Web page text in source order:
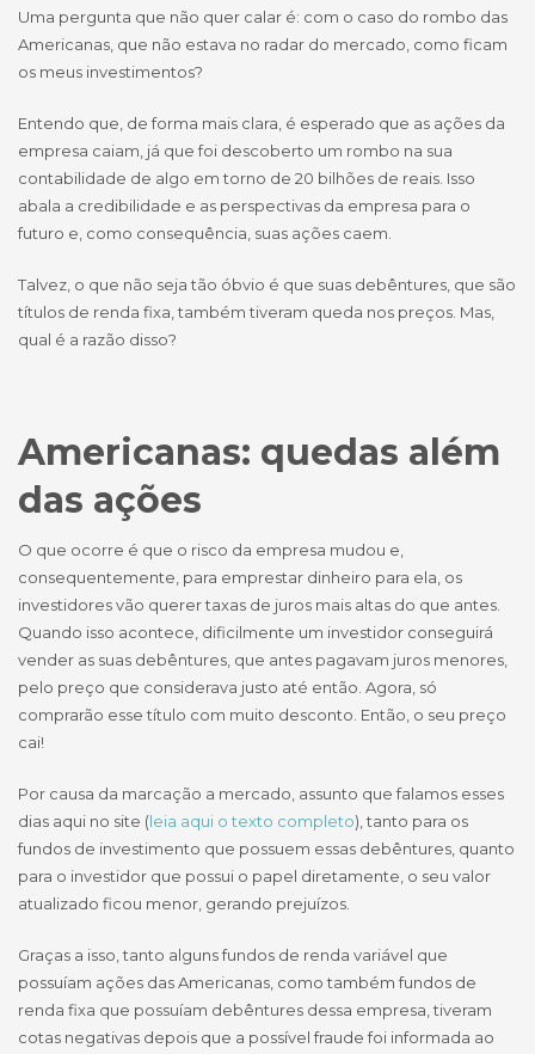
Uma pergunta que não quer calar é: com o caso do rombo das
Americanas, que não estava no radar do mercado, como ficam
os meus investimentos?
Entendo que, de forma mais clara, é esperado que as ações da
empresa caiam, já que foi descoberto um rombo na sua
contabilidade de algo em torno de 20 bilhões de reais. Isso
abala a credibilidade e as perspectivas da empresa para o
futuro e, como consequência, suas ações caem.
Talvez, o que não seja tão óbvio é que suas debêntures, que são
títulos de renda fixa, também tiveram queda nos preços. Mas,
qual é a razão disso?
Americanas: quedas além
das ações
O que ocorre é que o risco da empresa mudou e,
consequentemente, para emprestar dinheiro para ela, os
investidores vão querer taxas de juros mais altas do que antes.
Quando isso acontece, dificilmente um investidor conseguirá
vender as suas debêntures, que antes pagavam juros menores,
pelo preço que considerava justo até então. Agora, só
comprarão esse título com muito desconto. Então, o seu preço
cai!
Por causa da marcação a mercado, assunto que falamos esses
dias aqui no site (leia aqui o texto completo), tanto para os
fundos de investimento que possuem essas debêntures, quanto
para o investidor que possui o papel diretamente, o seu valor
atualizado ficou menor, gerando prejuízos.
Graças a isso, tanto alguns fundos de renda variável que
possuíam ações das Americanas, como também fundos de
renda fixa que possuíam debêntures dessa empresa, tiveram
cotas negativas depois que a possível fraude foi informada ao